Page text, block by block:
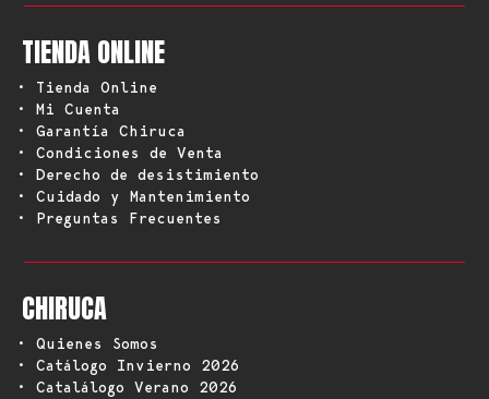
TIENDA ONLINE
• Tienda Online
• Mi Cuenta
• Garantía Chiruca
• Condiciones de Venta
• Derecho de desistimiento
• Cuidado y Mantenimiento
• Preguntas Frecuentes
CHIRUCA
• Quienes Somos
• Catálogo Invierno 2026
• Catalálogo Verano 2026